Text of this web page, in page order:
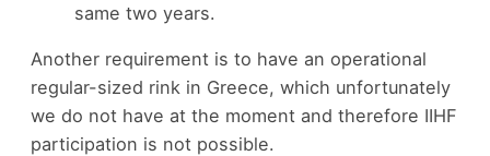
same two years.
Another requirement is to have an operational
regular-sized rink in Greece, which unfortunately
we do not have at the moment and therefore IIHF
participation is not possible.